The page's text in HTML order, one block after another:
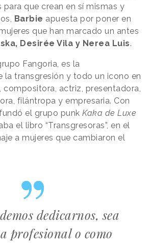
para que crean en sí mismas y
Barbie apuesta por poner en
que han marcado un antes
Desirée Vila y Nerea Luis.
Fangoria, es la
la transgresión y todo un icono en
compositora, actriz, presentadora,
filántropa y empresaria. Con
el grupo punk Kaka de Luxe
el libro “Transgresoras”, en el
a mujeres que cambiaron el
dedicarnos, sea
profesional o como